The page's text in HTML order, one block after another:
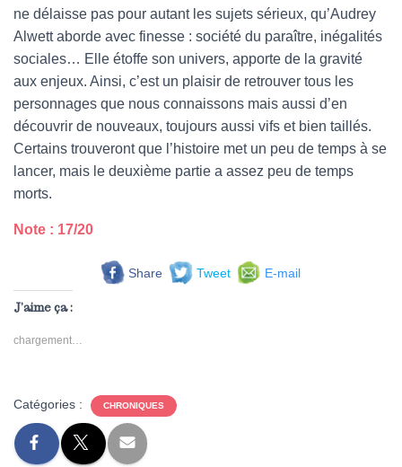
ne délaisse pas pour autant les sujets sérieux, qu’Audrey
Alwett aborde avec finesse : société du paraître, inégalités
sociales… Elle étoffe son univers, apporte de la gravité
aux enjeux. Ainsi, c’est un plaisir de retrouver tous les
personnages que nous connaissons mais aussi d’en
découvrir de nouveaux, toujours aussi vifs et bien taillés.
Certains trouveront que l’histoire met un peu de temps à se
lancer, mais le deuxième partie a assez peu de temps
morts.
Note : 17/20
Share Tweet E-mail
J’aime ça :
chargement…
Catégories : CHRONIQUES